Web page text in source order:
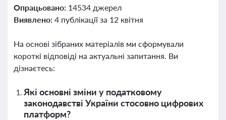
Опрацьовано: 14534 джерел
Виявлено: 4 публікації за 12 квітня
На основі зібраних матеріалів ми сформували
короткі відповіді на актуальні запитання. Ви
дізнаєтесь:
Які основні зміни у податковому
законодавстві України стосовно цифрових
платформ?